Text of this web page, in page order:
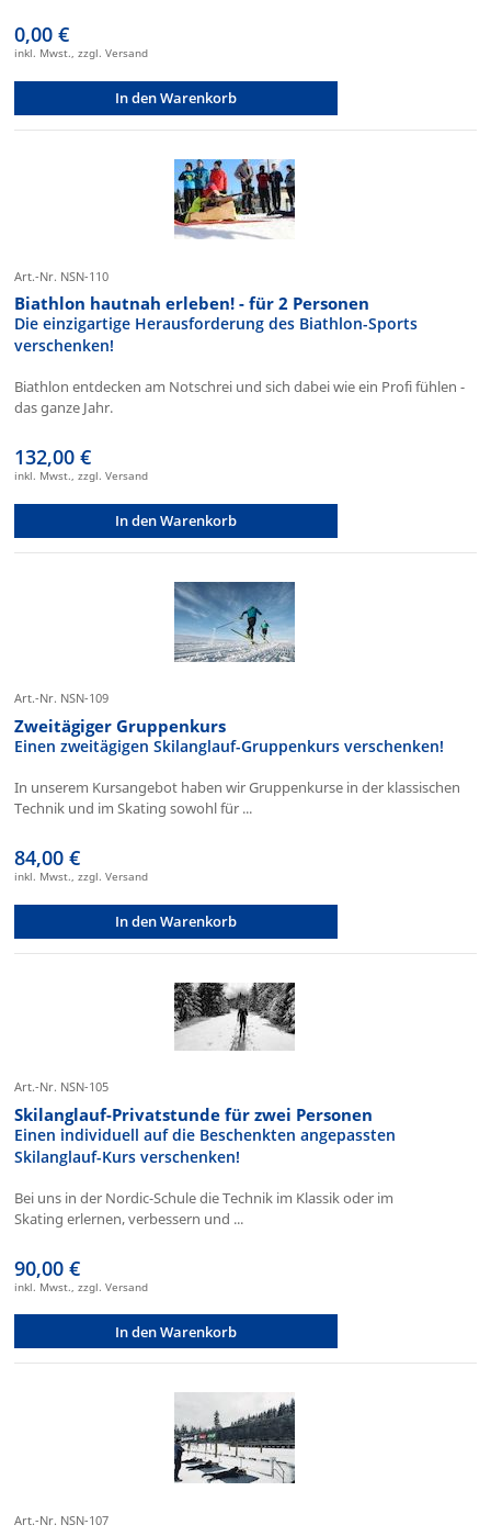
0,00 €
inkl. Mwst., zzgl. Versand
In den Warenkorb
Art.-Nr. NSN-110
Biathlon hautnah erleben! - für 2 Personen
Die einzigartige Herausforderung des Biathlon-Sports
verschenken!
Biathlon entdecken am Notschrei und sich dabei wie ein Profi fühlen -
das ganze Jahr.
132,00 €
inkl. Mwst., zzgl. Versand
In den Warenkorb
Art.-Nr. NSN-109
Zweitägiger Gruppenkurs
Einen zweitägigen Skilanglauf-Gruppenkurs verschenken!
In unserem Kursangebot haben wir Gruppenkurse in der klassischen
Technik und im Skating sowohl für ...
84,00 €
inkl. Mwst., zzgl. Versand
In den Warenkorb
Art.-Nr. NSN-105
Skilanglauf-Privatstunde für zwei Personen
Einen individuell auf die Beschenkten angepassten
Skilanglauf-Kurs verschenken!
Bei uns in der Nordic-Schule die Technik im Klassik oder im
Skating erlernen, verbessern und ...
90,00 €
inkl. Mwst., zzgl. Versand
In den Warenkorb
Art.-Nr. NSN-107